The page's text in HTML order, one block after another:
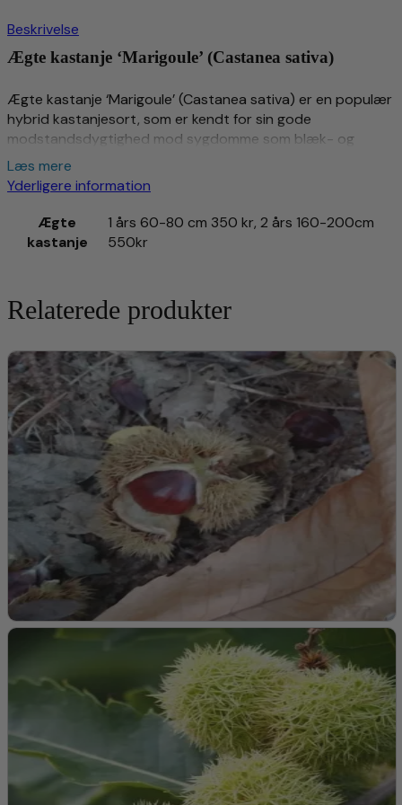
Beskrivelse
Ægte kastanje ‘Marigoule’ (Castanea sativa)
Ægte kastanje ‘Marigoule’ (Castanea sativa) er en populær
hybrid kastanjesort, som er kendt for sin gode
modstandsdygtighed mod sygdomme som blæk- og
kræftsyge, samt sine store, velsmagende nødder.
‘Marigoule’ er en krydsning mellem europæisk kastanje
(Castanea sativa) og japansk kastanje (Castanea crenata),
hvilket gør den til et ideelt valg for både hobbygartnere og
kommercielle dyrkere.
Nødder:
Størrelse:Store nødder, typisk 2,5-3 cm i diameter.
Smag: Mildt sød og nøddeagtig smag, ideel til bagning og
madlavning.
Farve:Skinnende, mørkebrune nødder med en glat
overflade.
Modningstid:Efterår, typisk i oktober.
Farve:
Mørkegrønne, skinnende blade om sommeren, som
skifter til gule og brune nuancer om efteråret.
Form:Længde-ovale, savtakkede blade.
Vækst:
Kan vokse op til 15-20 meter i højden
og 10-15 meter i bredden.
Form:
Opret, bred krone med stærke grene.
Dyrkningsvejledning for Ægte kastanje
‘Marigoule’
Læs mere
Yderligere information
Ægte
kastanje
1 års 60-80 cm 350 kr, 2 års 160-200cm
550kr
Relaterede produkter